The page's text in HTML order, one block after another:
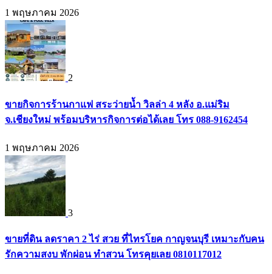
1 พฤษภาคม 2026
2
ขายกิจการร้านกาแฟ สระว่ายน้ำ วิลล่า 4 หลัง อ.แม่ริม
จ.เชียงใหม่ พร้อมบริหารกิจการต่อได้เลย โทร 088-9162454
1 พฤษภาคม 2026
3
ขายที่ดิน ลดราคา 2 ไร่ สวย ที่ไทรโยค กาญจนบุรี เหมาะกับคน
รักความสงบ พักผ่อน ทำสวน โทรคุยเลย 0810117012